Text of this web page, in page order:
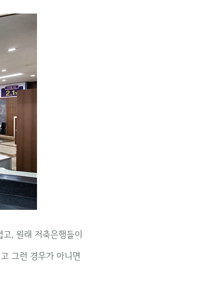
, 원래 저축은행들이
그런 경우가 아니면